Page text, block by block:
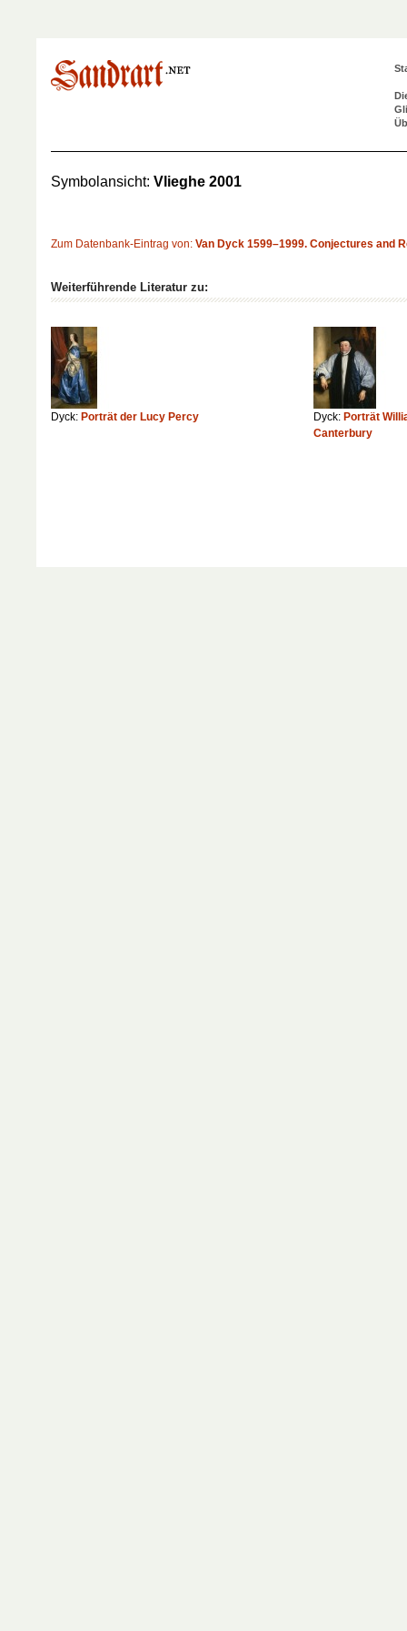
Symbolansicht: Vlieghe 2001
Zum Datenbank-Eintrag von: Van Dyck 1599–1999. Conjectures and
Weiterführende Literatur zu:
Dyck: Porträt der Lucy Percy Dyck: Porträt
Canterbury